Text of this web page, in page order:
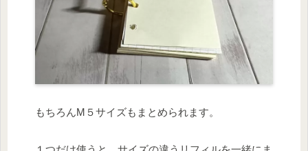
もちろんM５サイズもまとめられます。